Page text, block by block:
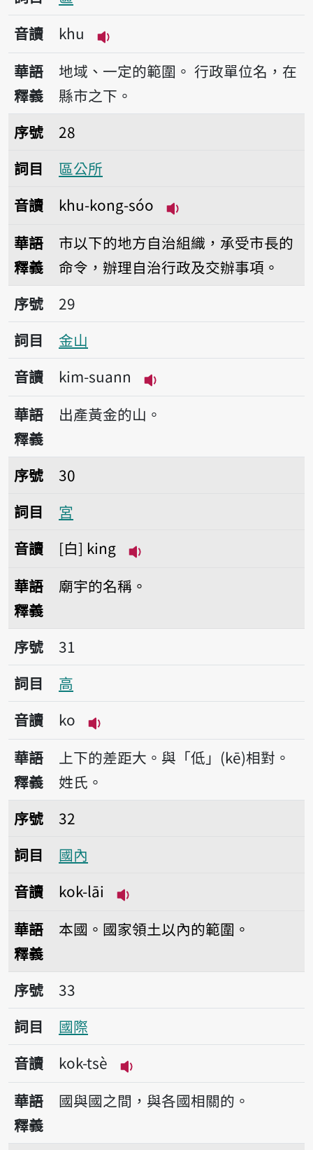
音讀
khu
播放音讀khu
華語
釋義
地域、一定的範圍。 行政單位名，在
縣市之下。
序號28區公所
序號
28
詞目
區公所
音讀
khu-kong-sóo
華語
釋義
市以下的地方自治組織，承受市長的
命令，辦理自治行政及交辦事項。
序號29金山
序號
29
詞目
金山
音讀
kim-suann
播放音讀kim-suann
華語
釋義
出產黃金的山。
序號30宮
序號
30
詞目
宮
音讀
白 king
華語
釋義
廟宇的名稱。
序號31高
序號
31
詞目
高
音讀
ko
播放音讀ko
華語
釋義
上下的差距大。與「低」(kē)相對。
姓氏。
序號32國內
序號
32
詞目
國內
音讀
kok-lāi
華語
釋義
本國。國家領土以內的範圍。
序號33國際
序號
33
詞目
國際
音讀
kok-tsè
播放音讀kok-tsè
華語
釋義
國與國之間，與各國相關的。